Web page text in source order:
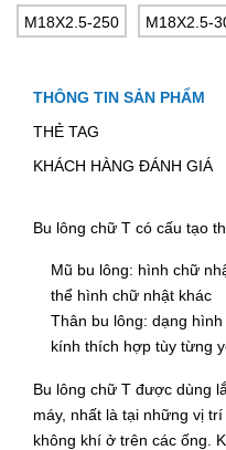
M18X2.5-250 M18X2.5-
THÔNG TIN SẢN PHẨM
THẺ TAG
KHÁCH HÀNG ĐÁNH GIÁ
Bu lông chữ T có cấu tạo
Mũ bu lông: hình chữ
thể hình chữ nhật khác
Thân bu lông: dạng
kính thích hợp tùy từng
Bu lông chữ T được dùng
máy, nhất là tại những vị
không khí ở trên các ống.